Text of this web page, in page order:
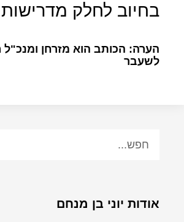
בחיוב לחלק
הערה: הכותב הוא מזרחן ומנכ"ל
לשעבר
אודות יוני בן מנחם